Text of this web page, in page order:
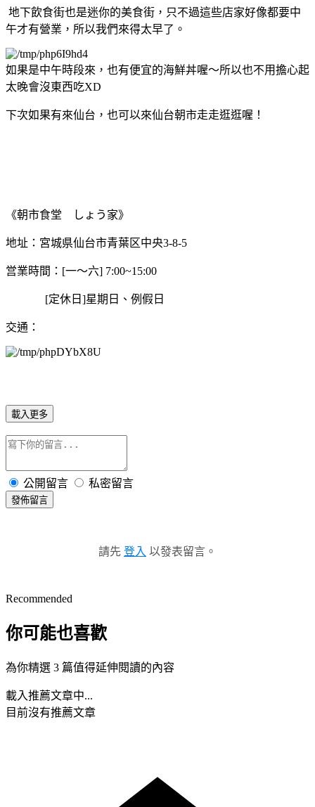
地下飲食街也是迷你的美食街，只不過這些店家好像都要中
午才有營業，所以我們來得太早了。
如果是中午時段來，也有便宜的海鮮丼喔～所以也不用擔心起
太晚會沒東西吃XD
下次如果有來仙台，也可以來仙台朝市走走逛逛喔！
《朝市食堂 しょう家》
地址：宮城県仙台市青葉区中央3-8-5
営業時間：[一～六] 7:00~15:00
[定休日]星期日、例假日
交通：
載入更多
公開留言 私密留言
發佈留言
請先 登入 以發表留言。
Recommended
你可能也喜歡
為你精選 3 篇值得延伸閱讀的內容
載入推薦文章中...
目前沒有推薦文章